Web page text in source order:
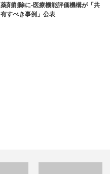
薬剤削除に-医療機能評価機構が「共
有すべき事例」公表